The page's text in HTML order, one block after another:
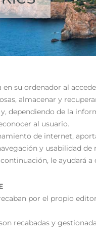
su ordenador al
almacenar y
dependiendo de la
al usuario.
de internet,
y usabilidad de
le ayudará
por el propio
recabadas y